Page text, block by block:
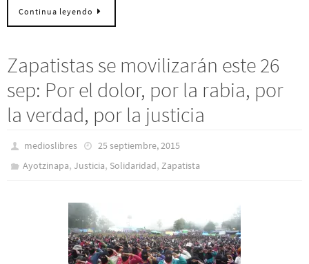
Continua leyendo
Zapatistas se movilizarán este 26
sep: Por el dolor, por la rabia, por
la verdad, por la justicia
medioslibres
25 septiembre, 2015
Ayotzinapa,Justicia, Solidaridad, Zapatista